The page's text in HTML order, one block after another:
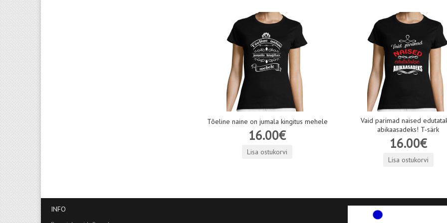
Tõeline naine on jumala kingitus mehele
16.00€
Lisa ostukorvi
Vaid parimad naised
abikaasadeks! T-särk
16.00€
Lisa ostukorvi
INFO